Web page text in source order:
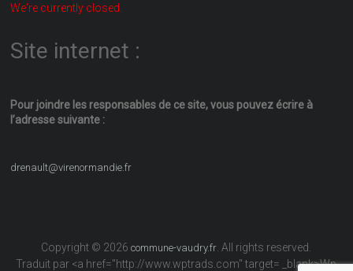
We're currently closed.
Site internet :
Pour joindre les responsables de ce site, vous pouvez écrire à
l’adresse suivante :
drenault@virenormandie.fr
Copyright © 2026commune-vaudry.fr . All rights reserved.
Traduit par <a href="http://www.wptrads.com" target= _blank>Wp